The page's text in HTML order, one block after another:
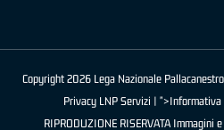
Copyright 2026 Lega Nazionale
Privacy LNP Servizi | ">Informativa
RIPRODUZIONE RISERVATA Immagini